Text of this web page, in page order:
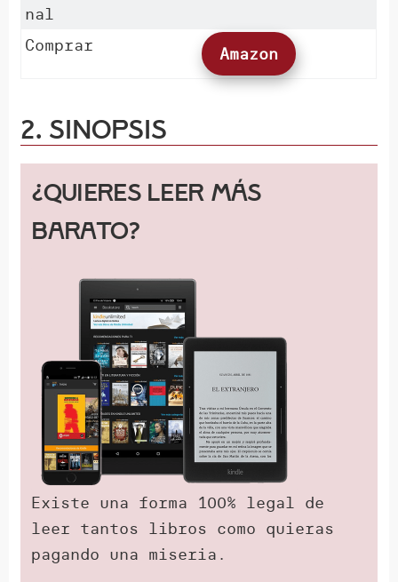
nal
Comprar Amazon
2. Sinopsis
¿Quieres leer más
barato?
Existe una forma 100% legal de
leer tantos libros como quieras
pagando una miseria.